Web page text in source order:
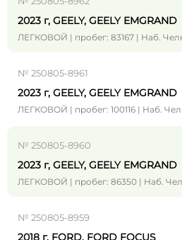
2023 г, GEELY, GEELY EMGRAND
ЛЕГКОВОЙ | пробег: 83167 | Наб.
№ 250805-8961
2023 г, GEELY, GEELY EMGRAND
ЛЕГКОВОЙ | пробег: 100116 | Наб.
№ 250805-8960
2023 г, GEELY, GEELY EMGRAND
ЛЕГКОВОЙ | пробег: 86350 | Наб.
№ 250805-8959